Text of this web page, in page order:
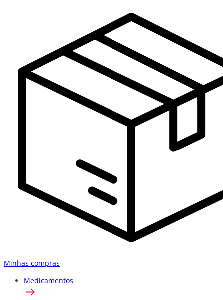
Minhas compras
Medicamentos